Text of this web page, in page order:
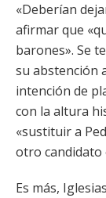
«Deberían
afirmar que
barones». Se
su abstención
intención de
con la altura
«sustituir a
otro candidato
Es más,